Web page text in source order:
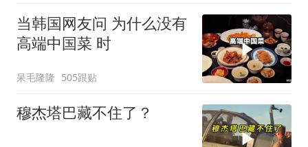
当韩国网友问 为什么没有
高端中国菜 时
呆毛隆隆 505跟贴
穆杰塔巴藏不住了？